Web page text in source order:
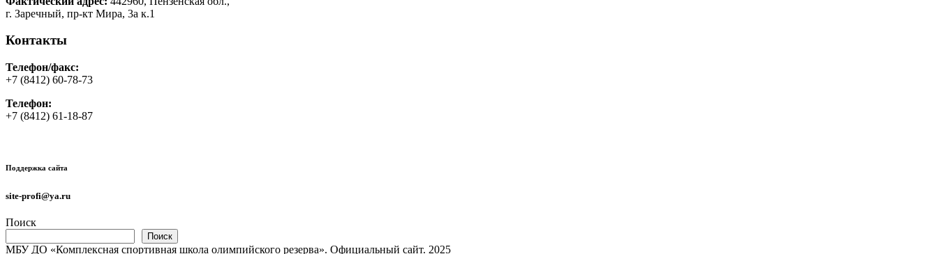
г. Заречный, пр-кт Мира, 3а к.1
Контакты
Телефон/факс:
+7 (8412) 60-78-73
Телефон:
+7 (8412) 61-18-87
Поддержка сайта
site-profi@ya.ru
Поиск
Поиск
МБУ ДО «Комплексная спортивная школа олимпийского резерва». Официальный сайт. 2025